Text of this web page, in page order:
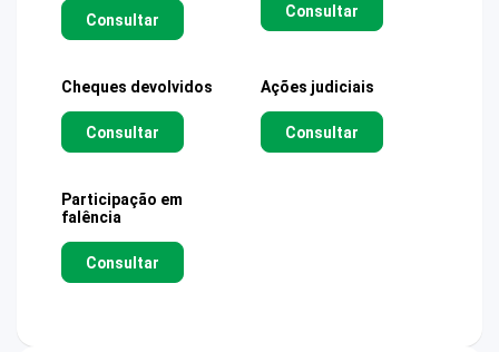
Consultar Consultar
Cheques devolvidos
Consultar
Ações judiciais
Consultar
Participação em
falência
Consultar